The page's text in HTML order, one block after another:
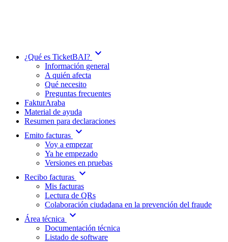
¿Qué es TicketBAI? expand_more
Información general
A quién afecta
Qué necesito
Preguntas frecuentes
FakturAraba
Material de ayuda
Resumen para declaraciones
Emito facturas expand_more
Voy a empezar
Ya he empezado
Versiones en pruebas
Recibo facturas expand_more
Mis facturas
Lectura de QRs
Colaboración ciudadana en la prevención del fraude
Área técnica
expand_more
Documentación técnica
Listado de software